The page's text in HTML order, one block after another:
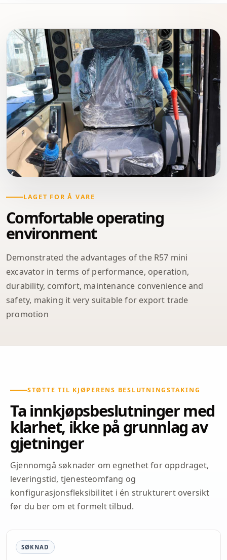
LAGET FOR Å VARE
Comfortable operating
environment
Demonstrated the advantages of the R57 mini
excavator in terms of performance, operation,
durability, comfort, maintenance convenience and
safety, making it very suitable for export trade
promotion
STØTTE TIL KJØPERENS BESLUTNINGSTAKING
Ta innkjøpsbeslutninger med
klarhet, ikke på grunnlag av
gjetninger
Gjennomgå søknader om egnethet for oppdraget,
leveringstid, tjenesteomfang og
konfigurasjonsfleksibilitet i én strukturert oversikt
før du ber om et formelt tilbud.
SØKNAD